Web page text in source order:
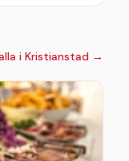
program
på vår
i Kristianstad →